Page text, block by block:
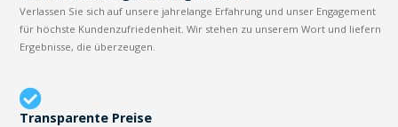
Verlassen Sie sich auf unsere jahrelange Erfahrung und unser Engagement
für höchste Kundenzufriedenheit. Wir stehen zu unserem Wort und liefern
Ergebnisse, die überzeugen.
Transparente Preise